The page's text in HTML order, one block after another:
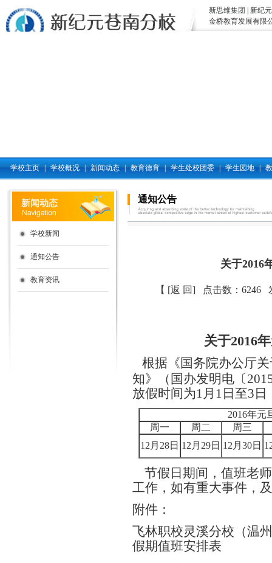
新思维集团
新纪
金桥教育发展有限
学校主页 | 学校概况 | 新闻动态 | 教育德育 | 学生处校团委 | 学生园地 |
新闻动态
学校新闻
通知公告
教育资讯
通知公告
关于2016
【 [返 回] 点击数：6246
关于2016
根据《国务院办公厅
知》（国办发明电〔
放假时间为1月1日至3
2016年元
周一
周二
周三
12月28日 12月29日 12月30日
节假日期间，值班老
工作，如有重大事件，
附件：
飞林职校灵溪分校（温
假期值班安排表